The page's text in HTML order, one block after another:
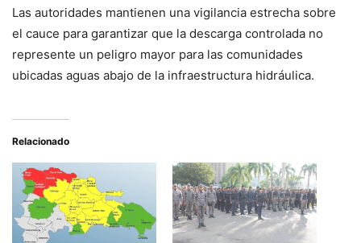
Las autoridades mantienen una vigilancia estrecha sobre
el cauce para garantizar que la descarga controlada no
represente un peligro mayor para las comunidades
ubicadas aguas abajo de la infraestructura hidráulica.
Relacionado